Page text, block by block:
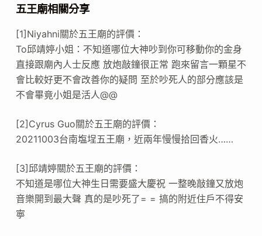
五王廟相關分享
[1]Niyahni關於五王廟的評價：
To邱靖婷小姐：不知道哪位大神吵到你可移動你的金身
直接跟廟內人士反應 放炮敲鐘很正常 跑來留言一顆星不
會比較好更不會改善你的疑問 至於吵死人的部分應該是
不會畢竟小姐是活人@@
[2]Cyrus Guo關於五王廟的評價：
20211003台南塩埕五王廟，近兩年慢慢拾回香火……
[3]邱靖婷關於五王廟的評價：
不知道是哪位大神生日需要盛大慶祝 一整晚敲鐘又放炮
音樂開到最大聲 真的是吵死了= = 搞的附近住戶不得安
寧